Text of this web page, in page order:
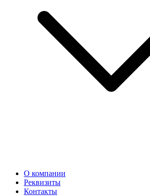
О компании
Реквизиты
Контакты